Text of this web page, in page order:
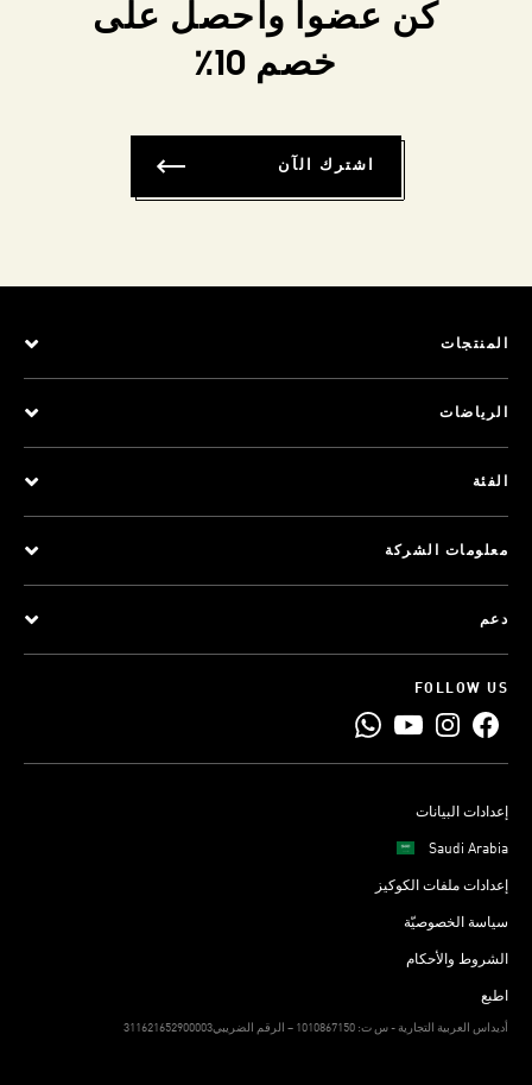
كن عضواً واحصل على
خصم 10٪
اشترك الآن
المنتجات
الرياضات
الفئة
معلومات الشركة
دعم
FOLLOW US
إعدادات البيانات
Saudi Arabia
إعدادات ملفات الكوكيز
سياسة الخصوصيّة
الشروط والأحكام
اطبع
311621652900003أديداس العربية التجارية - س ت: 1010867150 – الرقم الضريبي